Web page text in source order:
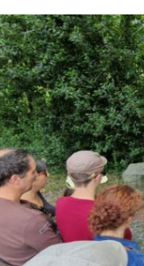
Conférences